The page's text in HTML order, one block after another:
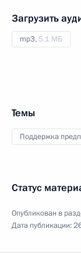
Загрузить
mp3, 5.1 МБ
Темы
Поддержка
Статус
Опубликован в
Дата публикации: